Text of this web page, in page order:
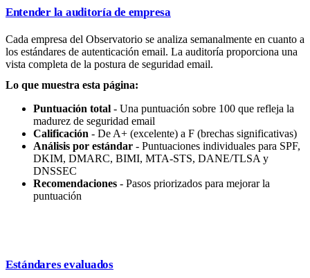
Entender la auditoría de empresa
Cada empresa del Observatorio se analiza semanalmente en cuanto a
los estándares de autenticación email. La auditoría proporciona una
vista completa de la postura de seguridad email.
Lo que muestra esta página:
Puntuación total - Una puntuación sobre 100 que refleja la
madurez de seguridad email
Calificación - De A+ (excelente) a F (brechas significativas)
Análisis por estándar - Puntuaciones individuales para SPF,
DKIM, DMARC, BIMI, MTA-STS, DANE/TLSA y
DNSSEC
Recomendaciones - Pasos priorizados para mejorar la
puntuación
Estándares evaluados